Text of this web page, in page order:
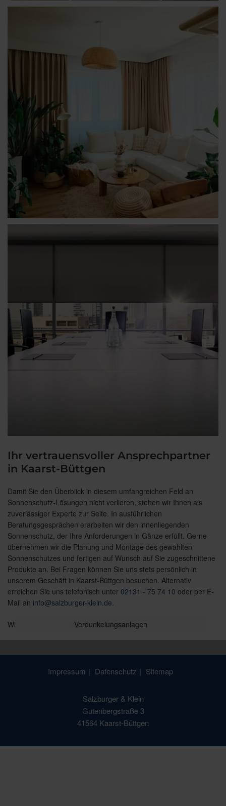
Rollos
Plissees und Wabenplissees
Glasleisten-Schattierungen
Raffrollos
Innenjalousien
Vertikaljalousien
Vorhänge
Verdunkelungsanlagen
Ihr vertrauensvoller Ansprechpartner
in Kaarst-Büttgen
Damit Sie den Überblick in diesem umfangreichen Feld an
Sonnenschutz-Lösungen nicht verlieren, stehen wir Ihnen als
zuverlässiger Experte zur Seite. In ausführlichen
Beratungsgesprächen erarbeiten wir den innenliegenden
Sonnenschutz, der Ihre Anforderungen in Gänze erfüllt. Gerne
übernehmen wir die Planung und Montage des gewählten
Sonnenschutzes und fertigen auf Wunsch auf Sie zugeschnittene
Produkte an. Bei Fragen können Sie uns stets persönlich in
unserem Geschäft in Kaarst-Büttgen besuchen. Alternativ
erreichen Sie uns telefonisch unter 02131 - 75 74 10 oder per E-
Mail an info@salzburger-klein.de.
Wir freuen uns auf Ihre Projekte!
Impressum Datenschutz Sitemap
Salzburger & Klein
Gutenbergstraße 3
41564 Kaarst-Büttgen